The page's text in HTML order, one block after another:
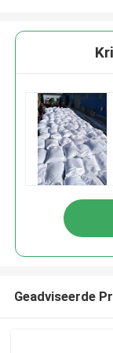
Geadviseerde